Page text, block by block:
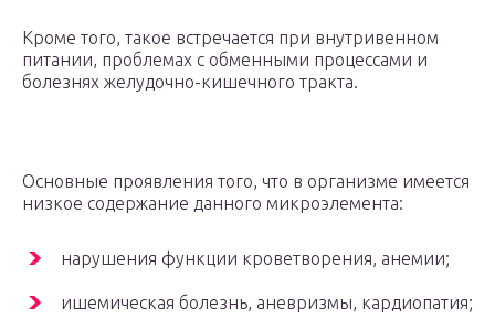
Кроме того, такое встречается при внутривенном
питании, проблемах с обменными процессами и
болезнях желудочно-кишечного тракта.
Основные проявления того, что в организме имеется
низкое содержание данного микроэлемента:
нарушения функции кроветворения, анемии;
ишемическая болезнь, аневризмы, кардиопатия;